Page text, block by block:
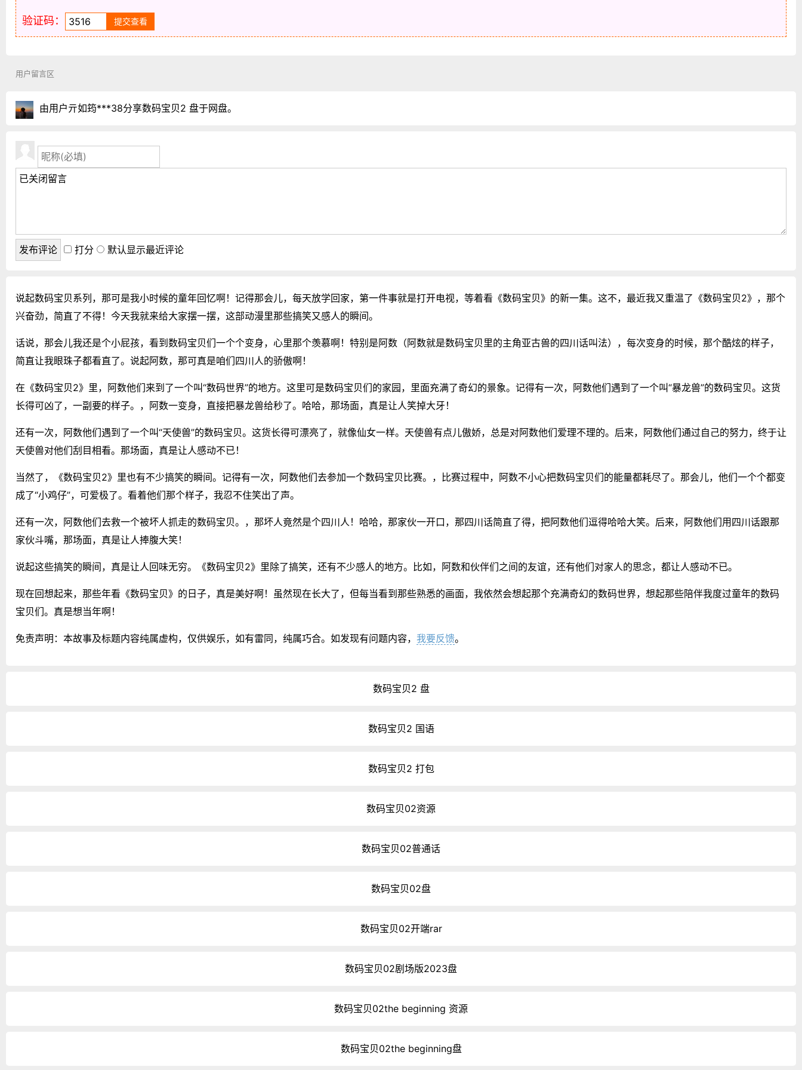
验证码：
用户留言区
由用户亓如筠***38分享数码宝贝2 盘于网盘。
打分 默认显示最近评论
说起数码宝贝系列，那可是我小时候的童年回忆啊！记得那会儿，每天放学回家，第一件事就是打开电视，等着看《数码宝贝》的新一集。这不，最近我又重温了《数码宝贝2》，那个
兴奋劲，简直了不得！今天我就来给大家摆一摆，这部动漫里那些搞笑又感人的瞬间。
话说，那会儿我还是个小屁孩，看到数码宝贝们一个个变身，心里那个羡慕啊！特别是阿数（阿数就是数码宝贝里的主角亚古兽的四川话叫法），每次变身的时候，那个酷炫的样子，
简直让我眼珠子都看直了。说起阿数，那可真是咱们四川人的骄傲啊！
在《数码宝贝2》里，阿数他们来到了一个叫“数码世界”的地方。这里可是数码宝贝们的家园，里面充满了奇幻的景象。记得有一次，阿数他们遇到了一个叫“暴龙兽”的数码宝贝。这货
长得可凶了，一副要的样子。，阿数一变身，直接把暴龙兽给秒了。哈哈，那场面，真是让人笑掉大牙！
还有一次，阿数他们遇到了一个叫“天使兽”的数码宝贝。这货长得可漂亮了，就像仙女一样。天使兽有点儿傲娇，总是对阿数他们爱理不理的。后来，阿数他们通过自己的努力，终于让
天使兽对他们刮目相看。那场面，真是让人感动不已！
当然了，《数码宝贝2》里也有不少搞笑的瞬间。记得有一次，阿数他们去参加一个数码宝贝比赛。，比赛过程中，阿数不小心把数码宝贝们的能量都耗尽了。那会儿，他们一个个都变
成了“小鸡仔”，可爱极了。看着他们那个样子，我忍不住笑出了声。
还有一次，阿数他们去救一个被坏人抓走的数码宝贝。，那坏人竟然是个四川人！哈哈，那家伙一开口，那四川话简直了得，把阿数他们逗得哈哈大笑。后来，阿数他们用四川话跟那
家伙斗嘴，那场面，真是让人捧腹大笑！
说起这些搞笑的瞬间，真是让人回味无穷。《数码宝贝2》里除了搞笑，还有不少感人的地方。比如，阿数和伙伴们之间的友谊，还有他们对家人的思念，都让人感动不已。
现在回想起来，那些年看《数码宝贝》的日子，真是美好啊！虽然现在长大了，但每当看到那些熟悉的画面，我依然会想起那个充满奇幻的数码世界，想起那些陪伴我度过童年的数码
宝贝们。真是想当年啊！
免责声明：本故事及标题内容纯属虚构，仅供娱乐，如有雷同，纯属巧合。如发现有问题内容， 我要反馈。
数码宝贝2 盘
数码宝贝2 国语
数码宝贝2 打包
数码宝贝02资源
数码宝贝02普通话
数码宝贝02盘
数码宝贝02开端rar
数码宝贝02剧场版2023盘
数码宝贝02the beginning 资源
数码宝贝02the beginning盘